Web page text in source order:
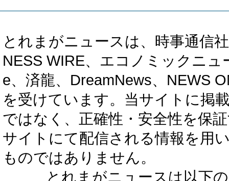
とれまがニュースは、時事通信
NESS WIRE、エコノミックニ
e、済龍、DreamNews、NEWS
を受けています。当サイトに掲
ではなく、正確性・安全性を保
サイトにて配信される情報を用
ものではありません。
とれまがニュースは以下